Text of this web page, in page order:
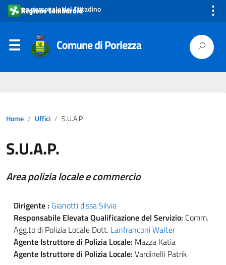
Area personale del Cittadino ⋮
Comune di Porlezza
Home Uffici S.U.A.P.
S.U.A.P.
Area polizia locale e commercio
Dirigente : Gianotti d.ssa Silvia
Responsabile Elevata Qualificazione del Servizio: Comm.
Agg.to di Polizia Locale Dott. Lanfranconi Walter
Agente Istruttore di Polizia Locale: Mazza Katia
Agente Istruttore di Polizia Locale: Vardinelli Patrik